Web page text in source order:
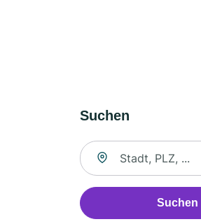
Suchen
Suche nach Ort
Suchen